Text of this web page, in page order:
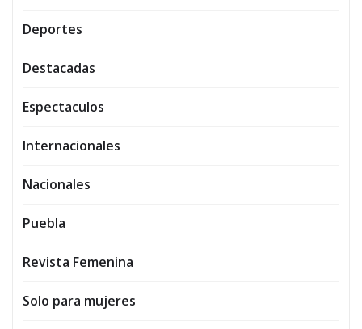
Deportes
Destacadas
Espectaculos
Internacionales
Nacionales
Puebla
Revista Femenina
Solo para mujeres